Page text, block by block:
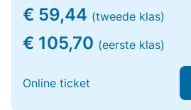
€ 59,44 (tweede klas)
€ 105,70 (eerste klas)
Online ticket